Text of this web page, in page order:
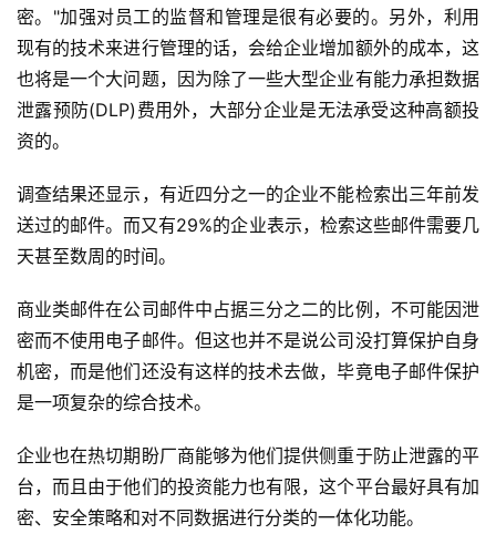
密。"加强对员工的监督和管理是很有必要的。另外，利用
现有的技术来进行管理的话，会给企业增加额外的成本，这
也将是一个大问题，因为除了一些大型企业有能力承担数据
泄露预防(DLP)费用外，大部分企业是无法承受这种高额投
资的。
调查结果还显示，有近四分之一的企业不能检索出三年前发
送过的邮件。而又有29%的企业表示，检索这些邮件需要几
天甚至数周的时间。
商业类邮件在公司邮件中占据三分之二的比例，不可能因泄
密而不使用电子邮件。但这也并不是说公司没打算保护自身
机密，而是他们还没有这样的技术去做，毕竟电子邮件保护
是一项复杂的综合技术。
企业也在热切期盼厂商能够为他们提供侧重于防止泄露的平
台，而且由于他们的投资能力也有限，这个平台最好具有加
密、安全策略和对不同数据进行分类的一体化功能。